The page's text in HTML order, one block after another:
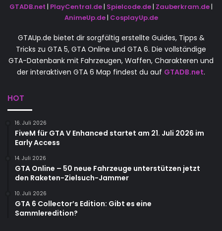
GTADB.net | PlayCentral.de| Spielcode.de| Zauberkram.de|
AnimeUp.de| CosplayUp.de
GTAUp.de bietet dir sorgfältig erstellte Guides, Tipps &
Tricks zu GTA 5, GTA Online und GTA 6. Die vollständige
GTA-Datenbank mit Fahrzeugen, Waffen, Charakteren und
der interaktiven GTA 6 Map findest du auf GTADB.net.
HOT
16. Juli 2026
FiveM für GTA V Enhanced startet am 21. Juli 2026 im
Early Access
14. Juli 2026
GTA Online – 50 neue Fahrzeuge unterstützen jetzt
den Raketen-Zielsuch-Jammer
10. Juli 2026
GTA 6 Collector’s Edition: Gibt es eine
Sammleredition?